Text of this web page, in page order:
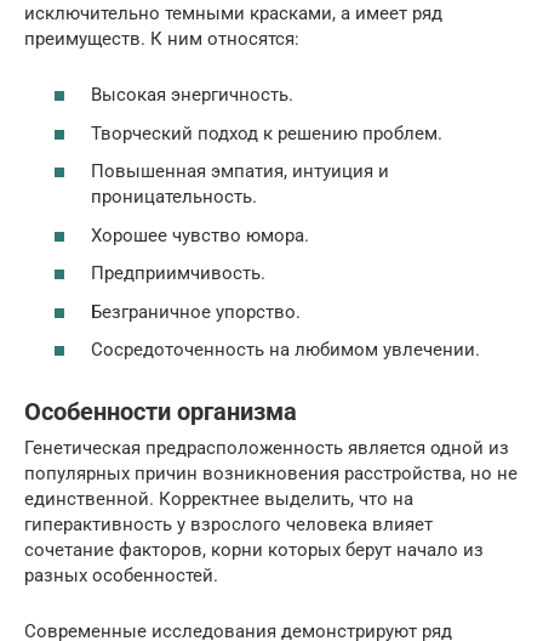
исключительно темными красками, а имеет ряд
преимуществ. К ним относятся:
Высокая энергичность.
Творческий подход к решению проблем.
Повышенная эмпатия, интуиция и
проницательность.
Хорошее чувство юмора.
Предприимчивость.
Безграничное упорство.
Сосредоточенность на любимом увлечении.
Особенности организма
Генетическая предрасположенность является одной из
популярных причин возникновения расстройства, но не
единственной. Корректнее выделить, что на
гиперактивность у взрослого человека влияет
сочетание факторов, корни которых берут начало из
разных особенностей.
Современные исследования демонстрируют ряд